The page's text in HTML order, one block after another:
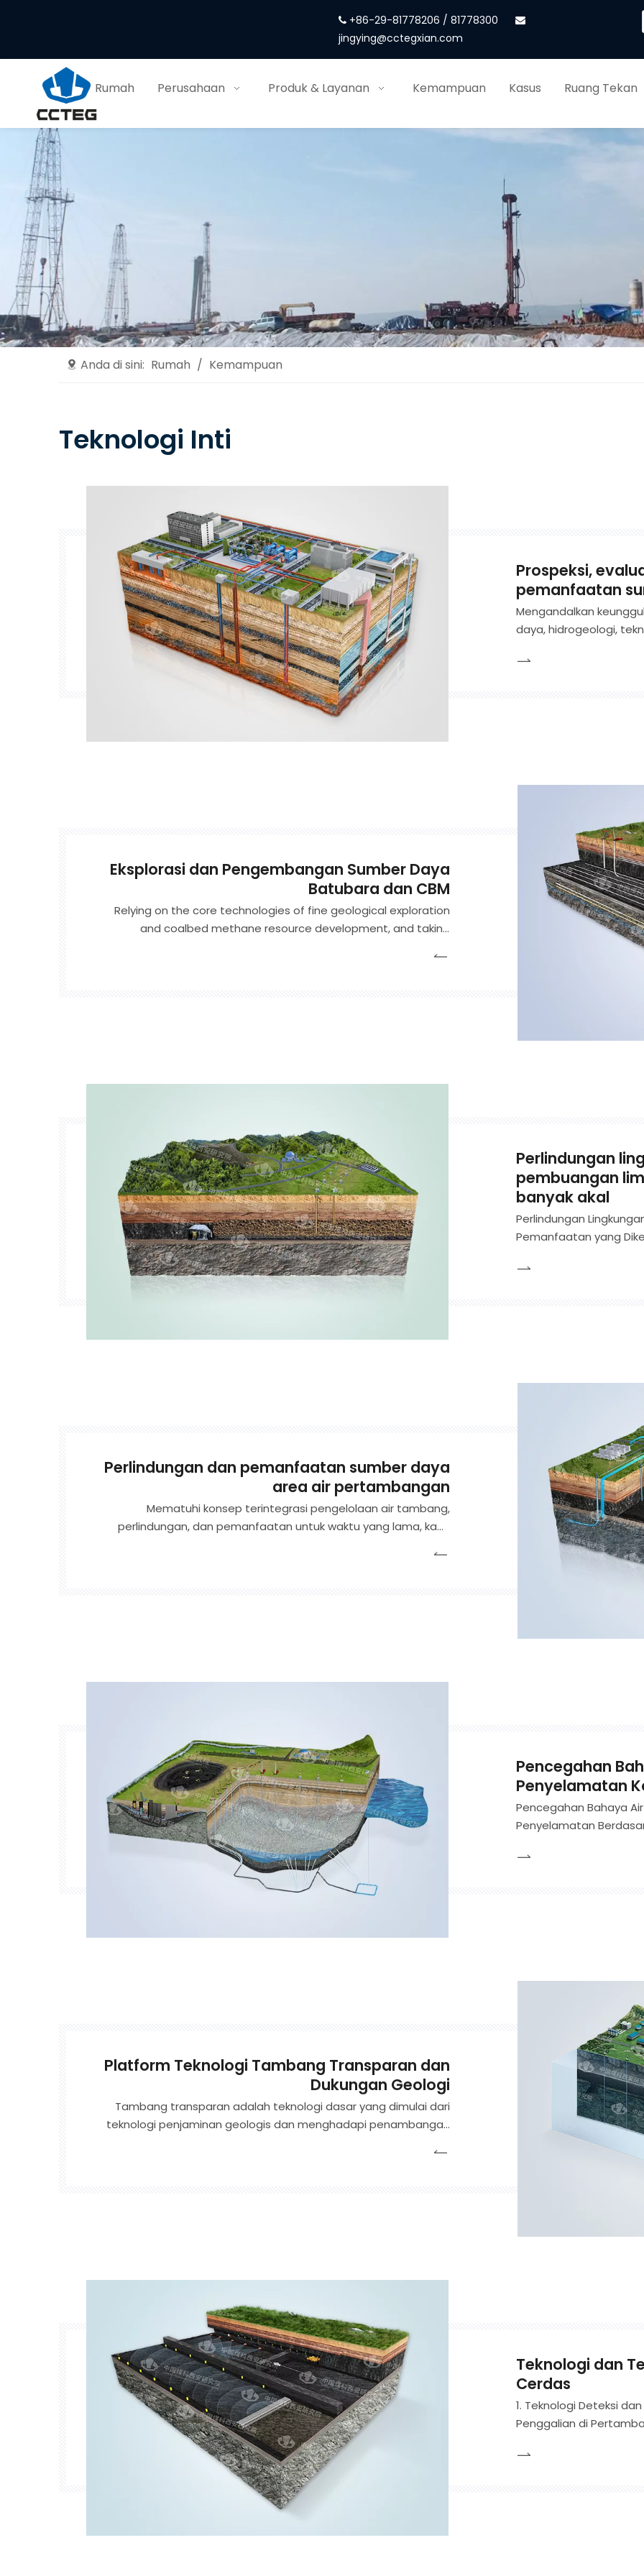
 +86-29-81778206 / 81778300
jingying@cctegxian.com
Rumah Perusahaan Produk & Layanan Kemampuan Kasus Ruang Tekan
Anda di sini: Rumah / Kemampuan
Teknologi Inti
Prospeksi,
pemanfaatan
Mengandalkan
daya, hidrogeologi,
pengembangan energi
Eksplorasi dan Pengembangan Sumber Daya
Batubara dan CBM
Relying on the core technologies of fine geological exploration
and coalbed methane resource development, and taking
Perlindungan
pembuangan
banyak akal
Perlindungan
Pemanfaatan yang
Industri Teknologi
Perlindungan dan pemanfaatan sumber daya
area air pertambangan
Mematuhi konsep terintegrasi pengelolaan air tambang,
perlindungan, dan pemanfaatan untuk waktu yang lama, kami
Pencegahan
Penyelamatan
Pencegahan Bahaya
Penyelamatan
Eksplorasi Kondisi
Platform Teknologi Tambang Transparan dan
Dukungan Geologi
Tambang transparan adalah teknologi dasar yang dimulai dari
teknologi penjaminan geologis dan menghadapi penambangan
Teknologi dan
Cerdas
1. Teknologi Deteksi
Penggalian di
mendeteksi badan